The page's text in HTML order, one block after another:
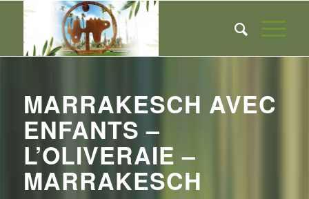
MARRAKESCH AVEC
ENFANTS –
L’OLIVERAIE –
MARRAKESCH